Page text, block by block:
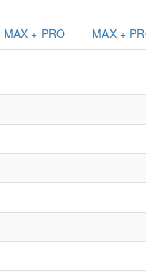
MAX + PRO MAX +